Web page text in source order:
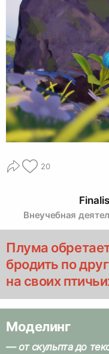
20
Внеучебная
Плума
бродить по
на своих
Моделинг
— от скульпта до